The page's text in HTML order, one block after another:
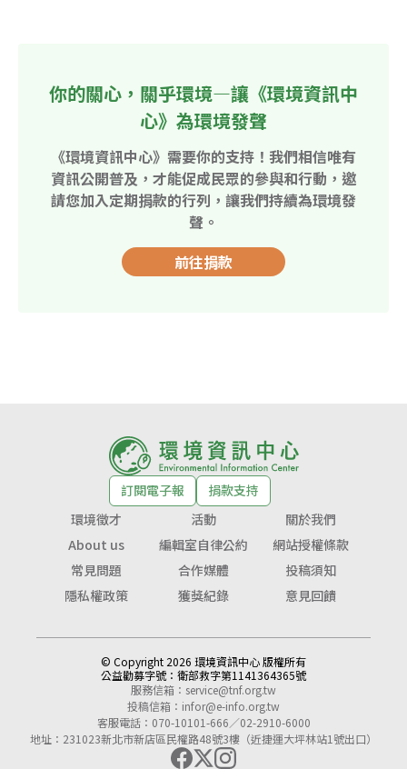
你的關心，關乎環境—讓《環境資訊中
心》為環境發聲
《環境資訊中心》需要你的支持！我們相信唯有
資訊公開普及，才能促成民眾的參與和行動，邀
請您加入定期捐款的行列，讓我們持續為環境發
聲。
前往捐款
訂閱電子報
捐款支持
環境徵才
活動
關於我們
About us
編輯室自律公約
網站授權條款
常見問題
合作媒體
投稿須知
隱私權政策
獲獎紀錄 意見回饋
© Copyright 2026 環境資訊中心 版權所有
公益勸募字號： 衛部救字第1141364365號
服務信箱： service@tnf.org.tw
投稿信箱： infor@e-info.org.tw
客服電話：070-10101-666／02-2910-6000
地址：231023新北市新店區民權路48號3樓（近捷運大坪林站1號出口）